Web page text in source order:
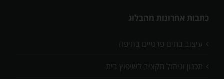
כתבות אחרונות מהבלוג
עיצוב בתים פרטיים בחיפה
תכנון וניהול תקציב לשיפוץ בית